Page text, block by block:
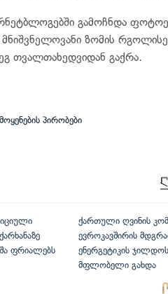
გამოჩნდა
ზომის
თვალთახედვიდან გაქრა.
პირობები
ფრიალებს
ქართული ღვინის
ევროკავშირის
ენერგეტიკის ჯილდოს
მფლობელი გახდა